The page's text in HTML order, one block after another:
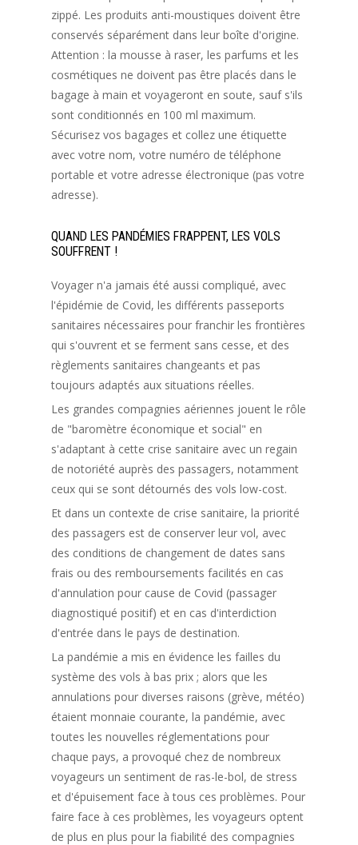
zippé. Les produits anti-moustiques doivent être
conservés séparément dans leur boîte d'origine.
Attention : la mousse à raser, les parfums et les
cosmétiques ne doivent pas être placés dans le
bagage à main et voyageront en soute, sauf s'ils
sont conditionnés en 100 ml maximum.
Sécurisez vos bagages et collez une étiquette
avec votre nom, votre numéro de téléphone
portable et votre adresse électronique (pas votre
adresse).
QUAND LES PANDÉMIES FRAPPENT, LES VOLS
SOUFFRENT !
Voyager n'a jamais été aussi compliqué, avec
l'épidémie de Covid, les différents passeports
sanitaires nécessaires pour franchir les frontières
qui s'ouvrent et se ferment sans cesse, et des
règlements sanitaires changeants et pas
toujours adaptés aux situations réelles.
Les grandes compagnies aériennes jouent le rôle
de "baromètre économique et social" en
s'adaptant à cette crise sanitaire avec un regain
de notoriété auprès des passagers, notamment
ceux qui se sont détournés des vols low-cost.
Et dans un contexte de crise sanitaire, la priorité
des passagers est de conserver leur vol, avec
des conditions de changement de dates sans
frais ou des remboursements facilités en cas
d'annulation pour cause de Covid (passager
diagnostiqué positif) et en cas d'interdiction
d'entrée dans le pays de destination.
La pandémie a mis en évidence les failles du
système des vols à bas prix ; alors que les
annulations pour diverses raisons (grève, météo)
étaient monnaie courante, la pandémie, avec
toutes les nouvelles réglementations pour
chaque pays, a provoqué chez de nombreux
voyageurs un sentiment de ras-le-bol, de stress
et d'épuisement face à tous ces problèmes. Pour
faire face à ces problèmes, les voyageurs optent
de plus en plus pour la fiabilité des compagnies